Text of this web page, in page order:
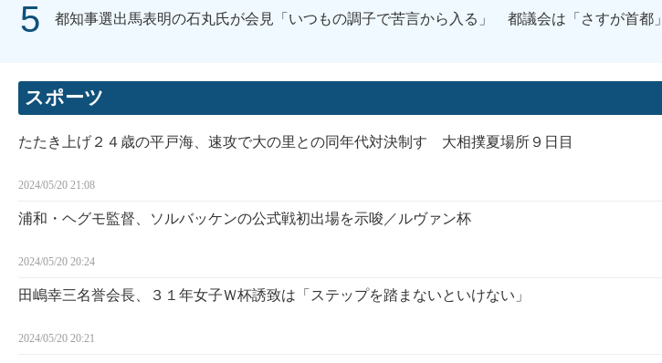
都知事選出馬表明の石丸氏が会見「いつもの調子で苦言から入る」 都議会は「さすが首都」
スポーツ
たたき上げ２４歳の平戸海、速攻で大の里との同年代対決制す 大相撲夏場所９日目
2024/05/20 21:08
浦和・ヘグモ監督、ソルバッケンの公式戦初出場を示唆／ルヴァン杯
2024/05/20 20:24
田嶋幸三名誉会長、３１年女子Ｗ杯誘致は「ステップを踏まないといけない」
2024/05/20 20:21